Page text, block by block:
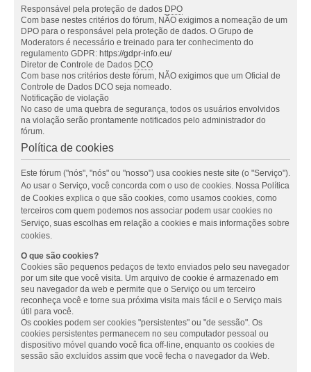
Responsável pela proteção de dados DPO
Com base nestes critérios do fórum, NÃO exigimos a nomeação de um
DPO para o responsável pela proteção de dados. O Grupo de
Moderators é necessário e treinado para ter conhecimento do
regulamento GDPR: https://gdpr-info.eu/
Diretor de Controle de Dados DCO
Com base nos critérios deste fórum, NÃO exigimos que um Oficial de
Controle de Dados DCO seja nomeado.
Notificação de violação
No caso de uma quebra de segurança, todos os usuários envolvidos
na violação serão prontamente notificados pelo administrador do
fórum.
Política de cookies
Este fórum ("nós", "nós" ou "nosso") usa cookies neste site (o "Serviço").
Ao usar o Serviço, você concorda com o uso de cookies. Nossa Política
de Cookies explica o que são cookies, como usamos cookies, como
terceiros com quem podemos nos associar podem usar cookies no
Serviço, suas escolhas em relação a cookies e mais informações sobre
cookies.
O que são cookies?
Cookies são pequenos pedaços de texto enviados pelo seu navegador
por um site que você visita. Um arquivo de cookie é armazenado em
seu navegador da web e permite que o Serviço ou um terceiro
reconheça você e torne sua próxima visita mais fácil e o Serviço mais
útil para você.
Os cookies podem ser cookies "persistentes" ou "de sessão". Os
cookies persistentes permanecem no seu computador pessoal ou
dispositivo móvel quando você fica off-line, enquanto os cookies de
sessão são excluídos assim que você fecha o navegador da Web.